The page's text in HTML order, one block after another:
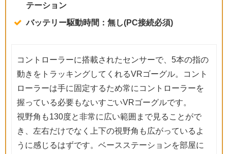
テーション
バッテリー駆動時間：無し(PC接続必須)
コントローラーに搭載されたセンサーで、5本の指の
動きをトラッキングしてくれるVRゴーグル。コント
ローラーは手に固定するため常にコントローラーを
握っている必要もないすごいVRゴーグルです。
視野角も130度と非常に広い範囲まで見ることがで
き、左右だけでなく上下の視野角も広がっているよ
うに感じるはずです。ベースステーションを部屋に